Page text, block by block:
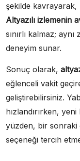
şekilde kavrayarak,
Altyazılı izlemenin
sınırlı kalmaz;
deneyim sunar.
Sonuç olarak,
eğlenceli vakit
geliştirebilirsiniz.
hızlandırırken,
yüzden, bir sonraki
seçeneği tercih